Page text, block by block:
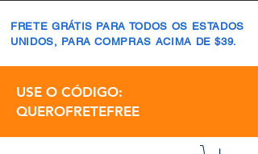
FRETE GRÁTIS PARA TODOS OS ESTADOS
UNIDOS, PARA COMPRAS ACIMA DE $39.
USE O CÓDIGO:
QUEROFRETEFREE